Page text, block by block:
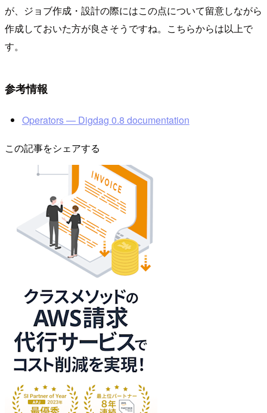
が、ジョブ作成・設計の際にはこの点について留意しながら
作成しておいた方が良さそうですね。こちらからは以上で
す。
参考情報
Operators — Digdag 0.8 documentation
この記事をシェアする